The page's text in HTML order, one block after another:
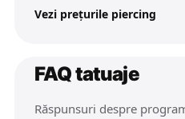
Vezi prețurile piercing
FAQ tatuaje
Răspunsuri despre